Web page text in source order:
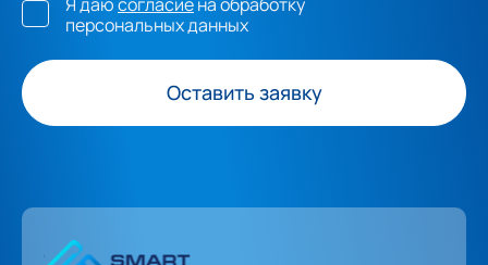
Оставить заявку
персональных данных